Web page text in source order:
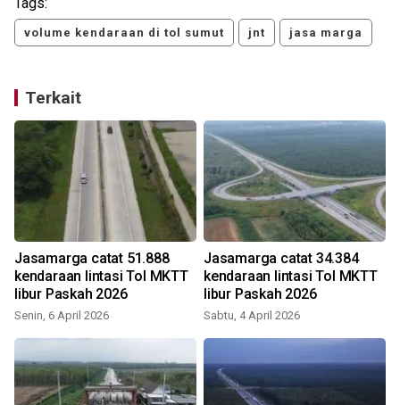
volume kendaraan di tol sumut jnt jasa marga
Terkait
Jasamarga catat 51.888
kendaraan lintasi Tol MKTT
libur Paskah 2026
Senin, 6 April 2026
Jasamarga catat 34.384
kendaraan lintasi Tol MKTT
libur Paskah 2026
Sabtu, 4 April 2026